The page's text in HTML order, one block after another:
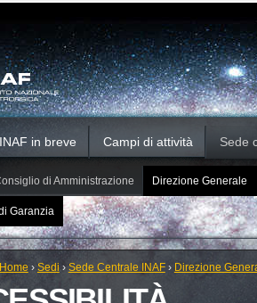
INAF in breve Campi di attività Sede
di Amministrazione Direzione Generale
Garanzia
Home › Sedi › Sede Centrale INAF › Direzione